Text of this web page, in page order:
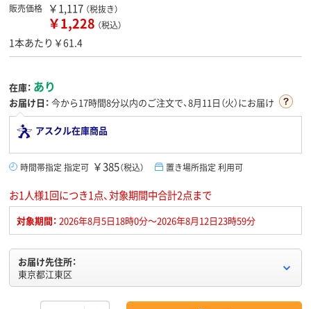
販売価格 ￥1,117 （税抜き）
￥1,228 （税込）
1本あたり￥61.4
在庫： あり
お届け日： 今から17時間8分以内のご注文で、8月11日（火）にお届け
アスクル在庫商品
時間帯指定 指定可 ￥385（税込） 置き場所指定 利用可
お1人様1回につき1点、対象期間中合計2点まで
対象期間： 2026年8月5日18時0分～2026年8月12日23時59分
お届け先住所：
東京都江東区